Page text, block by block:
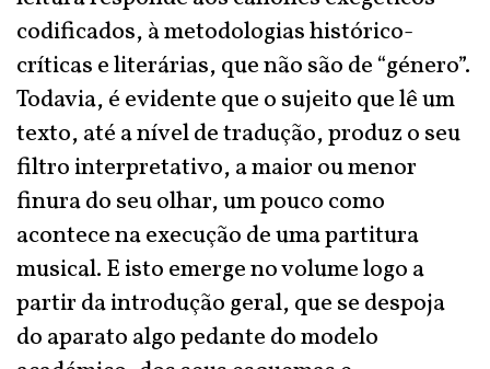
codificados, à metodologias histórico-
críticas e literárias, que não são de “género”.
Todavia, é evidente que o sujeito que lê um
texto, até a nível de tradução, produz o seu
filtro interpretativo, a maior ou menor
finura do seu olhar, um pouco como
acontece na execução de uma partitura
musical. E isto emerge no volume logo a
partir da introdução geral, que se despoja
do aparato algo pedante do modelo